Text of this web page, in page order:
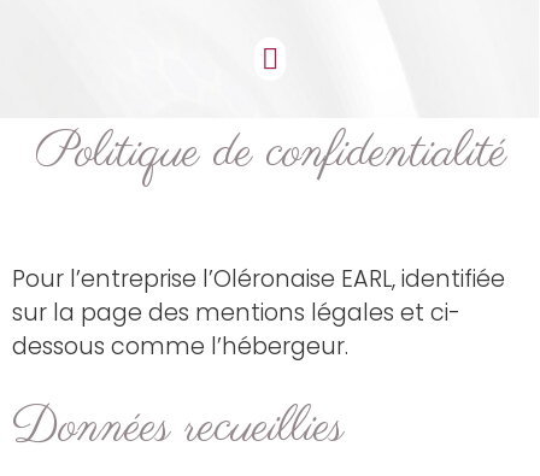
Politique de confidentialité
Pour l’entreprise l’Oléronaise EARL, identifiée
sur la page des mentions légales et ci-
dessous comme l’hébergeur.
Données recueillies